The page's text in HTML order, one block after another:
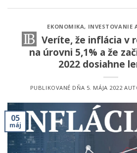
EKONOMIKA, INVESTOVANIE
Veríte, že inflácia v
na úrovni 5,1% a že
2022 dosiahne
PUBLIKOVANÉ DŇA 5. MÁJA 2022
05
máj